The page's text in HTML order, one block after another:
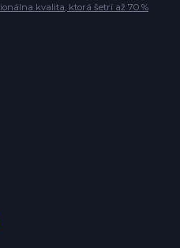
kvalita, ktorá šetrí až 70 %